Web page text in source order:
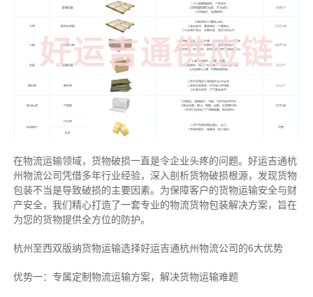
在物流运输领域，货物破损一直是令企业头疼的问题。好运吉通杭
州物流公司凭借多年行业经验，深入剖析货物破损根源，发现货物
包装不当是导致破损的主要因素。为保障客户的货物运输安全与财
产安全，我们精心打造了一套专业的物流货物包装解决方案，旨在
为您的货物提供全方位的防护。
杭州至西双版纳货物运输选择好运吉通杭州物流公司的6大优势
优势一：专属定制物流运输方案，解决货物运输难题